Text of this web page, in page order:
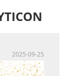
2025-09-25